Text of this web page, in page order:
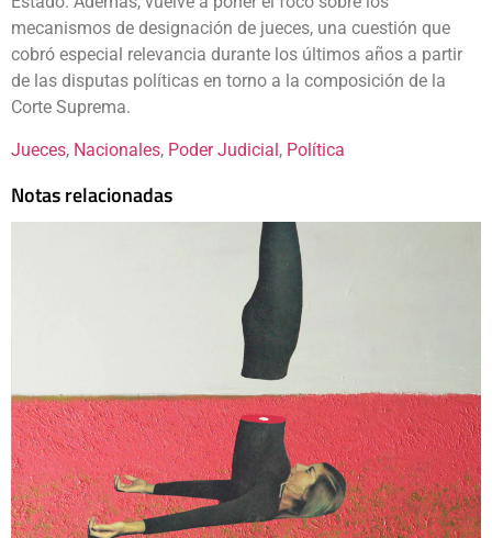
mecanismos de designación de jueces, una cuestión que
cobró especial relevancia durante los últimos años a partir
de las disputas políticas en torno a la composición de la
Corte Suprema.
Jueces, Nacionales, Poder Judicial, Política
Notas relacionadas